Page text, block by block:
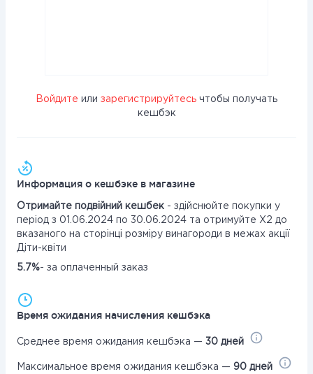
Войдите или зарегистрируйтесь чтобы получать
кешбэк
Информация о кешбэке в магазине
Отримайте подвійний кешбек - здійснюйте покупки у
період з 01.06.2024 по 30.06.2024 та отримуйте Х2 до
вказаного на сторінці розміру винагороди в межах акції
Діти-квіти
5.7%- за оплаченный заказ
Время ожидания начисления кешбэка
Среднее время ожидания кешбэка — 30 дней
Максимальное время ожидания кешбэка — 90 дней